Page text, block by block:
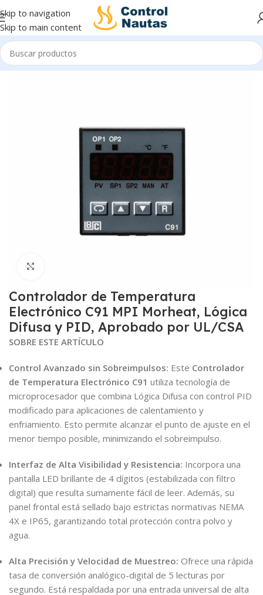
Skip to navigation
Skip to main content
Inicio Control e Indicación Controladores
Controlador de Temperatura
Electrónico C91 MPI Morheat, Lógica
Difusa y PID, Aprobado por UL/CSA
SOBRE ESTE ARTÍCULO
Control Avanzado sin Sobreimpulsos: Este Controlador
de Temperatura Electrónico C91 utiliza tecnología de
microprocesador que combina Lógica Difusa con control PID
modificado para aplicaciones de calentamiento y
enfriamiento. Esto permite alcanzar el punto de ajuste en el
menor tiempo posible, minimizando el sobreimpulso.
Interfaz de Alta Visibilidad y Resistencia: Incorpora una
pantalla LED brillante de 4 dígitos (estabilizada con filtro
digital) que resulta sumamente fácil de leer. Además, su
panel frontal está sellado bajo estrictas normativas NEMA
4X e IP65, garantizando total protección contra polvo y
agua.
Alta Precisión y Velocidad de Muestreo: Ofrece una rápida
tasa de conversión analógico-digital de 5 lecturas por
segundo. Está respaldada por una entrada universal de alta